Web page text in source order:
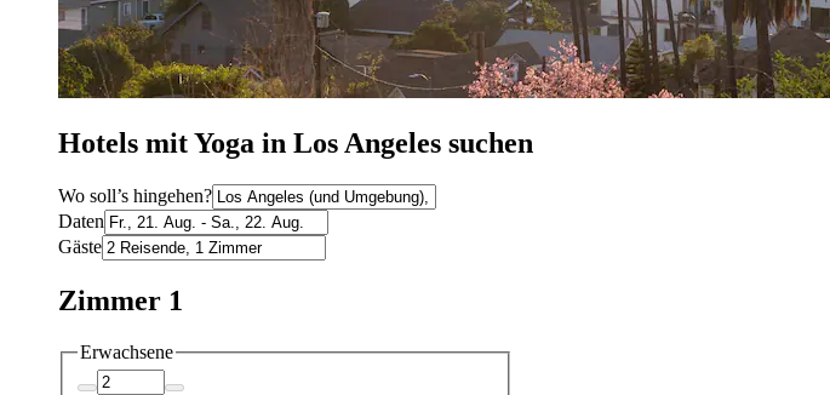
Hotels mit Yoga in Los Angeles suchen
Wo soll’s hingehen?
Daten
Gäste
Zimmer 1
Erwachsene